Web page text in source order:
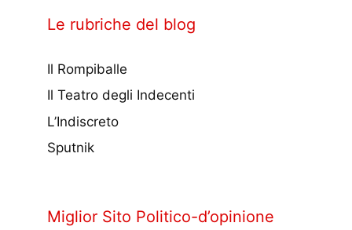
Le rubriche del blog
Il Rompiballe
Il Teatro degli Indecenti
L’Indiscreto
Sputnik
Miglior Sito Politico-d’opinione